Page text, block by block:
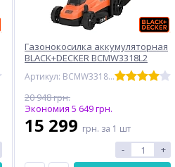
Газонокосилка аккумуляторная
BLACK+DECKER BCMW3318L2
Артикул: BCMW3318L2
20 948 грн.
Экономия 5 649 грн.
15 299 грн. за 1 шт
- +